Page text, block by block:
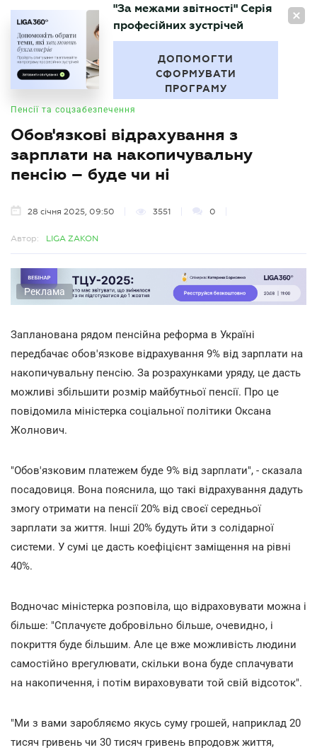
UA
БУХГАЛТЕР
"За межами звітності" Серія
професійних зустрічей
ДОПОМОГТИ
СФОРМУВАТИ
ПРОГРАМУ
Пенсії та соцзабезпечення
Обов'язкові відрахування з
зарплати на накопичувальну
пенсію – буде чи ні
28 січня 2025, 09:50 3551 0
Автор: LIGA ZAKON
Реклама
Запланована рядом пенсійна реформа в Україні
передбачає обов'язкове відрахування 9% від зарплати на
накопичувальну пенсію. За розрахунками уряду, це дасть
можливі збільшити розмір майбутньої пенсії. Про це
повідомила міністерка соціальної політики Оксана
Жолнович.
"Обов'язковим платежем буде 9% від зарплати", - сказала
посадовиця. Вона пояснила, що такі відрахування дадуть
змогу отримати на пенсії 20% від своєї середньої
зарплати за життя. Інші 20% будуть йти з солідарної
системи. У сумі це дасть коефіцієнт заміщення на рівні
40%.
Водночас міністерка розповіла, що відраховувати можна і
більше: "Сплачуєте добровільно більше, очевидно, і
покриття буде більшим. Але це вже можливість людини
самостійно врегулювати, скільки вона буде сплачувати
на накопичення, і потім вираховувати той свій відсоток".
"Ми з вами заробляємо якусь суму грошей, наприклад 20
тисяч гривень чи 30 тисяч гривень впродовж життя,